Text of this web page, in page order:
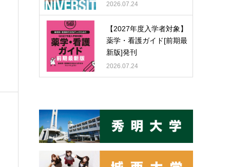
2026.07.24
【2027年度入学者対象】
薬学・看護ガイド[前期最
新版]発刊
2026.07.24